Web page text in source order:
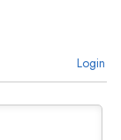
Login